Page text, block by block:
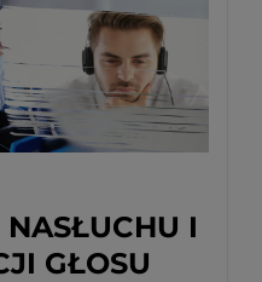
I
GŁOSU